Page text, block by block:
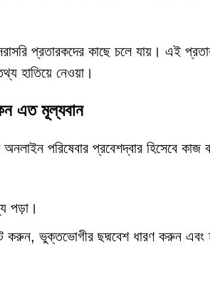
প্রতারকদের কাছে চলে যায়। এই
হাতিয়ে নেওয়া।
এত মূল্যবান
পরিষেবার প্রবেশদ্বার হিসেবে
পড়া।
করুন, ভুক্তভোগীর ছদ্মবেশ ধারণ করুন এবং